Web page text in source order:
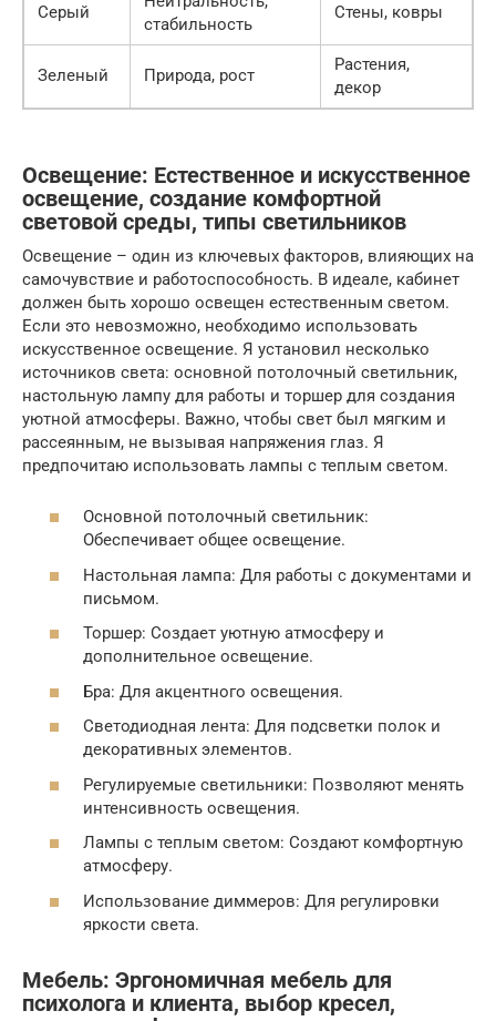
Серый
стабильность
Стены, ковры
Зеленый Природа, рост
Растения,
декор
Освещение: Естественное и искусственное
освещение, создание комфортной
световой среды, типы светильников
Освещение – один из ключевых факторов, влияющих на
самочувствие и работоспособность. В идеале, кабинет
должен быть хорошо освещен естественным светом.
Если это невозможно, необходимо использовать
искусственное освещение. Я установил несколько
источников света: основной потолочный светильник,
настольную лампу для работы и торшер для создания
уютной атмосферы. Важно, чтобы свет был мягким и
рассеянным, не вызывая напряжения глаз. Я
предпочитаю использовать лампы с теплым светом.
Основной потолочный светильник:
Обеспечивает общее освещение.
Настольная лампа: Для работы с документами и
письмом.
Торшер: Создает уютную атмосферу и
дополнительное освещение.
Бра: Для акцентного освещения.
Светодиодная лента: Для подсветки полок и
декоративных элементов.
Регулируемые светильники: Позволяют менять
интенсивность освещения.
Лампы с теплым светом: Создают комфортную
атмосферу.
Использование диммеров: Для регулировки
яркости света.
Мебель: Эргономичная мебель для
психолога и клиента, выбор кресел,